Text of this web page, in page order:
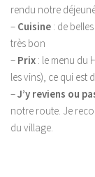
rendu notre
– Cuisine : de
très bon
– Prix : le menu du
les vins), ce qui est
–J’y reviens ou
notre route. Je
du village.